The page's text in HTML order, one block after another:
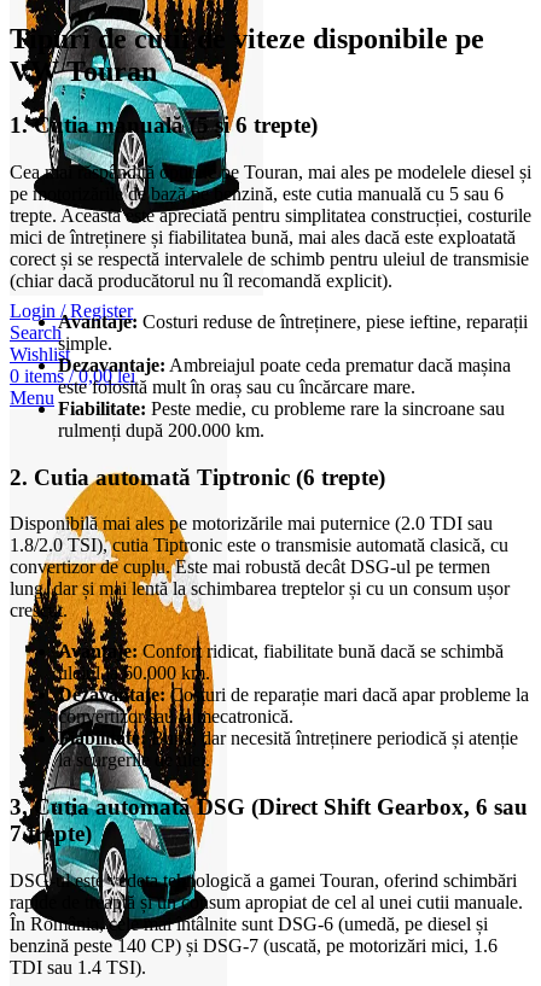
Login / Register
Search
Wishlist
0 items / 0,00lei
Menu
Tipuri de cutii de viteze disponibile pe
VW Touran
1. Cutia manuală (5 și 6 trepte)
Cea mai răspândită opțiune pe Touran, mai ales pe modelele diesel și
pe motorizările de bază pe benzină, este cutia manuală cu 5 sau 6
trepte. Aceasta este apreciată pentru simplitatea construcției, costurile
mici de întreținere și fiabilitatea bună, mai ales dacă este exploatată
corect și se respectă intervalele de schimb pentru uleiul de transmisie
(chiar dacă producătorul nu îl recomandă explicit).
Avantaje: Costuri reduse de întreținere, piese ieftine, reparații
simple.
Dezavantaje: Ambreiajul poate ceda prematur dacă mașina
este folosită mult în oraș sau cu încărcare mare.
Fiabilitate: Peste medie, cu probleme rare la sincroane sau
rulmenți după 200.000 km.
2. Cutia automată Tiptronic (6 trepte)
Disponibilă mai ales pe motorizările mai puternice (2.0 TDI sau
1.8/2.0 TSI), cutia Tiptronic este o transmisie automată clasică, cu
convertizor de cuplu. Este mai robustă decât DSG-ul pe termen
lung, dar și mai lentă la schimbarea treptelor și cu un consum ușor
crescut.
Avantaje:Confort ridicat, fiabilitate bună dacă se schimbă
uleiul la 60.000 km.
Dezavantaje:Costuri de reparație mari dacă apar probleme la
convertizor sau la mecatronică.
Fiabilitate: Bună, dar necesită întreținere periodică și atenție
la scurgerile de ulei.
3. Cutia automată DSG (Direct Shift Gearbox, 6 sau
7 trepte)
DSG-ul este vedeta tehnologică a gamei Touran, oferind schimbări
rapide de treaptă și un consum apropiat de cel al unei cutii manuale.
În România, cele mai întâlnite sunt DSG-6 (umedă, pe diesel și
benzină peste 140 CP) și DSG-7 (uscată, pe motorizări mici, 1.6
TDI sau 1.4 TSI).